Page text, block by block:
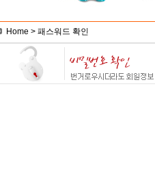
Home > 패스워드 확인